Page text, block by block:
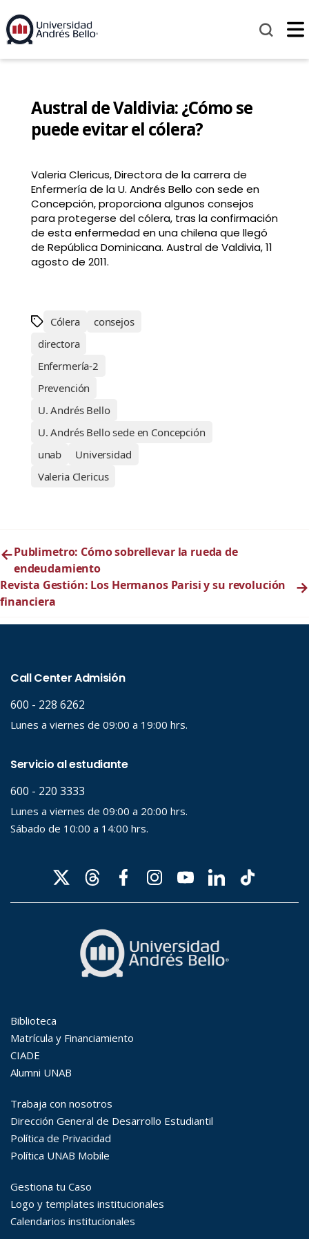
Austral de Valdivia: ¿Cómo se
puede evitar el cólera?
Valeria Clericus, Directora de la carrera de
Enfermería de la U. Andrés Bello con sede en
Concepción, proporciona algunos consejos
para protegerse del cólera, tras la confirmación
de esta enfermedad en una chilena que llegó
de República Dominicana. Austral de Valdivia, 11
agosto de 2011.
Cólera
consejos
directora
Enfermería-2
Prevención
U. Andrés Bello
U. Andrés Bello sede en Concepción
unab
Universidad
Valeria Clericus
←Publimetro: Cómo sobrellevar la rueda de
endeudamiento
Revista Gestión: Los Hermanos Parisi y su revolución
financiera
→